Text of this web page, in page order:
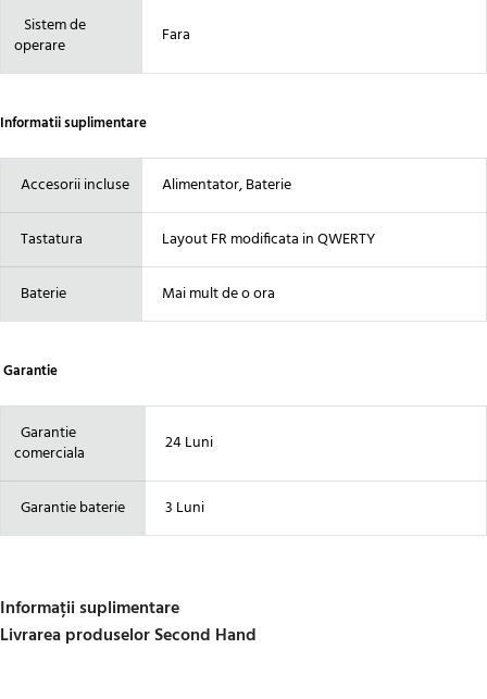
Sistem de
operare
Fara
Informatii suplimentare
Accesorii incluse Alimentator, Baterie
Tastatura Layout FR modificata in QWERTY
Baterie Mai mult de o ora
Garantie
Garantie
comerciala
24 Luni
Garantie baterie 3 Luni
Informații suplimentare
Livrarea produselor Second Hand